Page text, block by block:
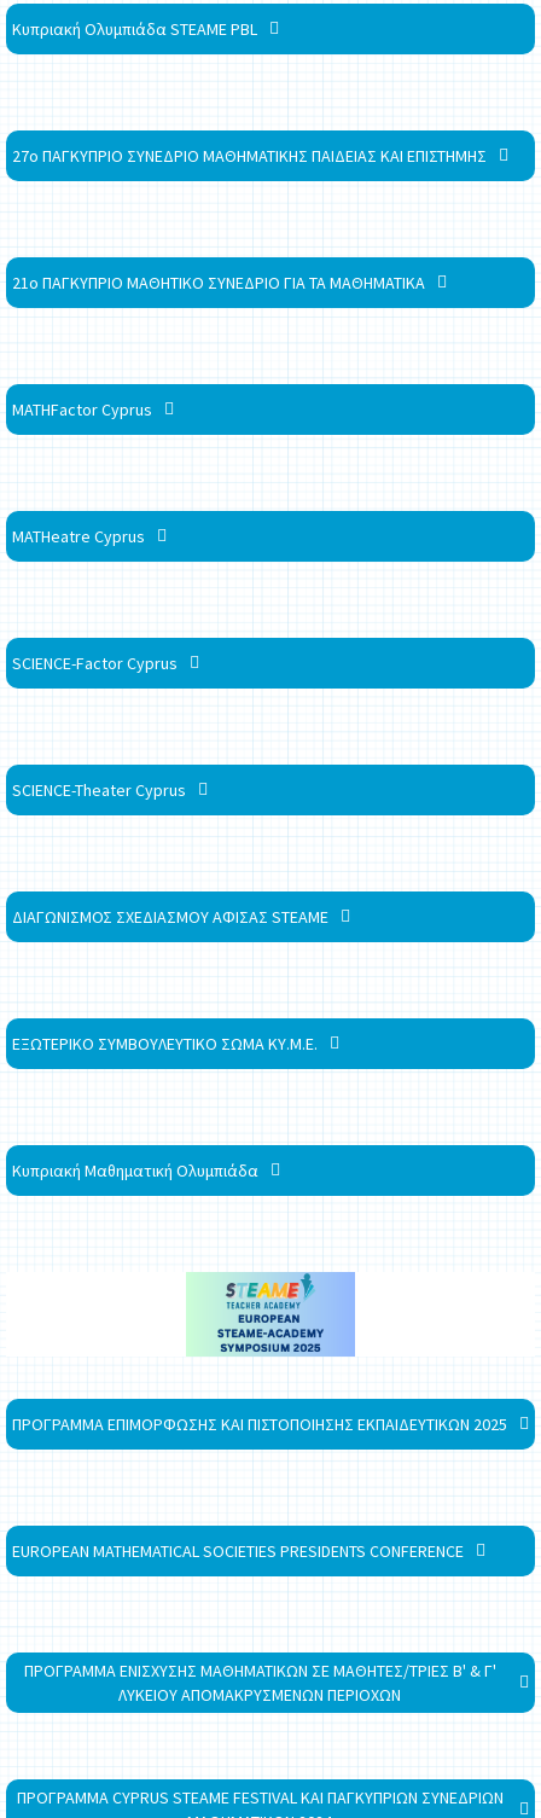
Κυπριακή Ολυμπιάδα STEAME PBL
27ο ΠΑΓΚΥΠΡΙΟ ΣΥΝΕΔΡΙΟ ΜΑΘΗΜΑΤΙΚΗΣ ΠΑΙΔΕΙΑΣ ΚΑΙ ΕΠΙΣΤΗΜΗΣ
21ο ΠΑΓΚΥΠΡΙΟ ΜΑΘΗΤΙΚΟ ΣΥΝΕΔΡΙΟ ΓΙΑ ΤΑ ΜΑΘΗΜΑΤΙΚΑ
MATHFactor Cyprus
MATHeatre Cyprus
SCIENCE-Factor Cyprus
SCIENCE-Theater Cyprus
ΔΙΑΓΩΝΙΣΜΟΣ ΣΧΕΔΙΑΣΜΟΥ ΑΦΙΣΑΣ STEAME
ΕΞΩΤΕΡΙΚΟ ΣΥΜΒΟΥΛΕΥΤΙΚΟ ΣΩΜΑ ΚΥ.Μ.Ε.
Κυπριακή Μαθηματική Ολυμπιάδα
ΠΡΟΓΡΑΜΜΑ ΕΠΙΜΟΡΦΩΣΗΣ ΚΑΙ ΠΙΣΤΟΠΟΙΗΣΗΣ ΕΚΠΑΙΔΕΥΤΙΚΩΝ 2025
EUROPEAN MATHEMATICAL SOCIETIES PRESIDENTS CONFERENCE
ΠΡΟΓΡΑΜΜΑ ΕΝΙΣΧΥΣΗΣ ΜΑΘΗΜΑΤΙΚΩΝ ΣΕ ΜΑΘΗΤΕΣ/ΤΡΙΕΣ Β' & Γ'
ΛΥΚΕΙΟΥ ΑΠΟΜΑΚΡΥΣΜΕΝΩΝ ΠΕΡΙΟΧΩΝ
ΠΡΟΓΡΑΜΜΑ CYPRUS STEAME FESTIVAL ΚΑΙ ΠΑΓΚΥΠΡΙΩΝ ΣΥΝΕΔΡΙΩΝ